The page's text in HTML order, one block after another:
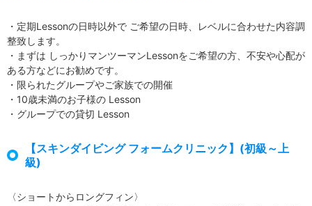
・定期Lessonの日時以外で ご希望の日時、レベルに合わせた内容調
整致します。
・まずは しっかりマンツーマンLessonをご希望の方、不安や心配が
ある方などにお勧めです。
・限られたグループやご家族での開催
・10歳未満のお子様の Lesson
・グループでの貸切 Lesson
【スキンダイビング フォームクリニック】(初級～上
級)
〈ショートからロングフィン〉